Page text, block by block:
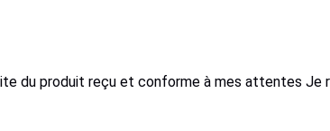
du produit reçu et conforme à mes attentes Je